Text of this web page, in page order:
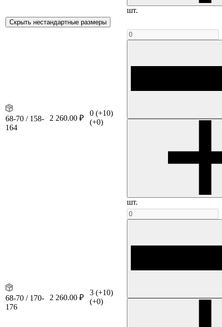
шт.
Скрыть нестандартные размеры
68-70 / 158-
164
2 260.00 ₽
0 (+10)
(+0)
шт.
68-70 / 170-
176
2 260.00 ₽
3 (+10)
(+0)